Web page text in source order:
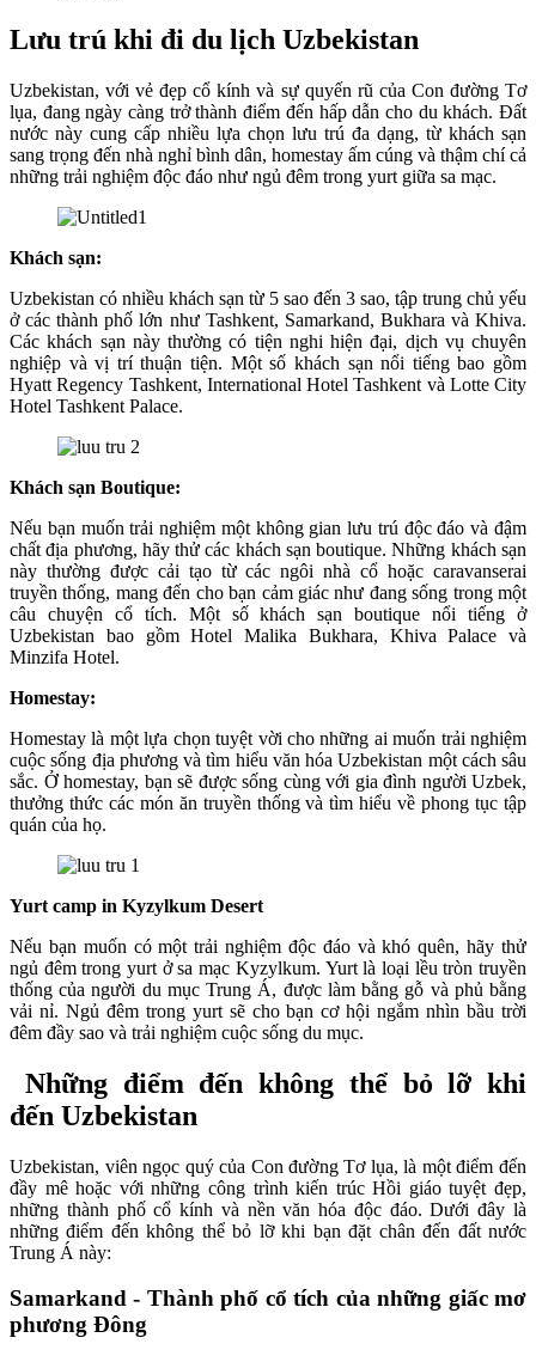
Lưu trú khi đi du lịch Uzbekistan
Uzbekistan, với vẻ đẹp cổ kính và sự quyến rũ của Con đường Tơ
lụa, đang ngày càng trở thành điểm đến hấp dẫn cho du khách. Đất
nước này cung cấp nhiều lựa chọn lưu trú đa dạng, từ khách sạn
sang trọng đến nhà nghỉ bình dân, homestay ấm cúng và thậm chí cả
những trải nghiệm độc đáo như ngủ đêm trong yurt giữa sa mạc.
Khách sạn:
Uzbekistan có nhiều khách sạn từ 5 sao đến 3 sao, tập trung chủ yếu
ở các thành phố lớn như Tashkent, Samarkand, Bukhara và Khiva.
Các khách sạn này thường có tiện nghi hiện đại, dịch vụ chuyên
nghiệp và vị trí thuận tiện. Một số khách sạn nổi tiếng bao gồm
Hyatt Regency Tashkent, International Hotel Tashkent và Lotte City
Hotel Tashkent Palace.
Khách sạn Boutique:
Nếu bạn muốn trải nghiệm một không gian lưu trú độc đáo và đậm
chất địa phương, hãy thử các khách sạn boutique. Những khách sạn
này thường được cải tạo từ các ngôi nhà cổ hoặc caravanserai
truyền thống, mang đến cho bạn cảm giác như đang sống trong một
câu chuyện cổ tích. Một số khách sạn boutique nổi tiếng ở
Uzbekistan bao gồm Hotel Malika Bukhara, Khiva Palace và
Minzifa Hotel.
Homestay:
Homestay là một lựa chọn tuyệt vời cho những ai muốn trải nghiệm
cuộc sống địa phương và tìm hiểu văn hóa Uzbekistan một cách sâu
sắc. Ở homestay, bạn sẽ được sống cùng với gia đình người Uzbek,
thưởng thức các món ăn truyền thống và tìm hiểu về phong tục tập
quán của họ.
Yurt camp in Kyzylkum Desert
Nếu bạn muốn có một trải nghiệm độc đáo và khó quên, hãy thử
ngủ đêm trong yurt ở sa mạc Kyzylkum. Yurt là loại lều tròn truyền
thống của người du mục Trung Á, được làm bằng gỗ và phủ bằng
vải nỉ. Ngủ đêm trong yurt sẽ cho bạn cơ hội ngắm nhìn bầu trời
đêm đầy sao và trải nghiệm cuộc sống du mục.
Những điểm đến không thể bỏ lỡ khi
đến Uzbekistan
Uzbekistan, viên ngọc quý của Con đường Tơ lụa, là một điểm đến
đầy mê hoặc với những công trình kiến trúc Hồi giáo tuyệt đẹp,
những thành phố cổ kính và nền văn hóa độc đáo. Dưới đây là
những điểm đến không thể bỏ lỡ khi bạn đặt chân đến đất nước
Trung Á này:
Samarkand - Thành phố cổ tích của những giấc mơ
phương Đông